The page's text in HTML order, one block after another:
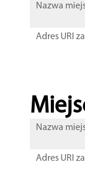
Nazwa
Adres URI
Nazwa
Adres URI